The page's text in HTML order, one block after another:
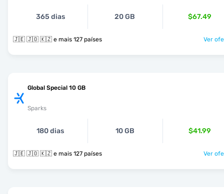
365 dias 20 GB $67.49
🇯🇪 🇯🇴 🇰🇿 e mais 127 países Ver
Global Special 10 GB
Sparks
180 dias 10 GB $41.99
🇯🇪 🇯🇴 🇰🇿 e mais 127 países Ver